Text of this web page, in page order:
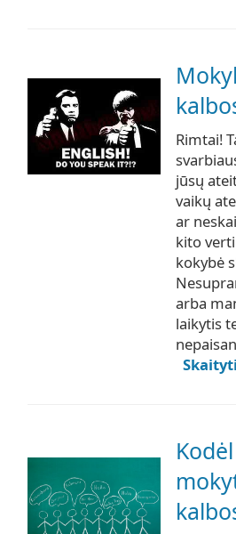
Rimtai!
jūsų
vaikų
ar
kito
kokybė
arba
laikytis